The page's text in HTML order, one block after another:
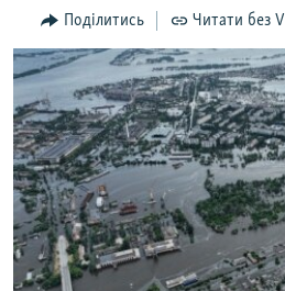
Перейти
до
пошуку
ПОГЛЯД
ІНТЕРВ'Ю
ВСЕ ЗА ДЕНЬ
СПЕЦПРОЕКТИ
ДЕПОРТАЦІЯ
ВІДЕОУРОКИ «ELIFBE»
СВІДЧЕННЯ ОКУПАЦІЇ
ЯК ОБІЙТИ БЛОКУВАННЯ
Русский
Qırımtatar
Поділитись Читати без